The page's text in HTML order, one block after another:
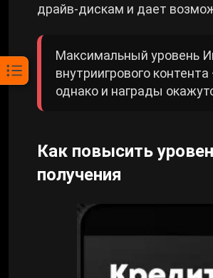
драйв-дискам и дает
Максимальный уровень
внутриигрового
однако и награды
Как повысить
получения